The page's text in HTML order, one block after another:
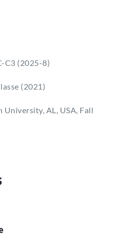
C3 (2025-8)
(2021)
AL, USA, Fall